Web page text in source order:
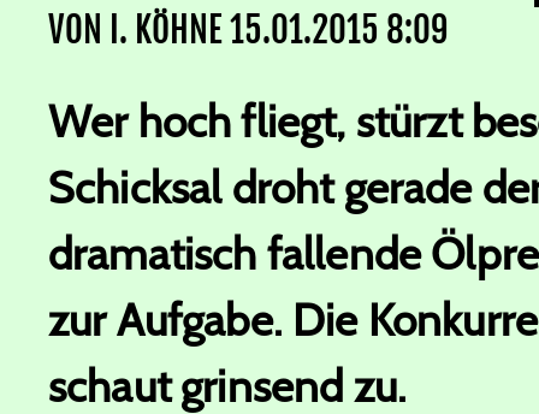
VON I. KÖHNE15.01.2015 8:09
Wer hoch fliegt, stürzt
Schicksal droht gerade
dramatisch fallende
zur Aufgabe. Die
schaut grinsend zu.